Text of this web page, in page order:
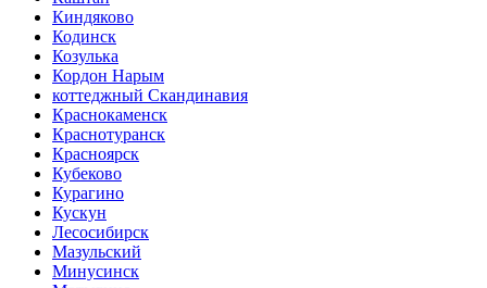
Киндяково
Кодинск
Козулька
Кордон Нарым
коттеджный Скандинавия
Краснокаменск
Краснотуранск
Красноярск
Кубеково
Курагино
Кускун
Лесосибирск
Мазульский
Минусинск